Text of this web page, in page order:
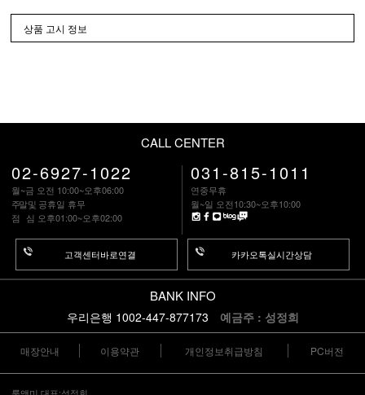
상품 고시 정보
CALL CENTER
02-6927-1022
월~금 오전 10:00~오후06:00
주말및 공휴일 휴무
점 심 오후01:00~오후02:00
고객센터바로연결
031-815-1011
연중무휴
월~일 오전10:30~오후10:00
카카오톡실시간상담
BANK INFO
우리은행 1002-447-877173 예금주 : 성정희
매장안내 이용약관 개인정보취급방침 PC버전